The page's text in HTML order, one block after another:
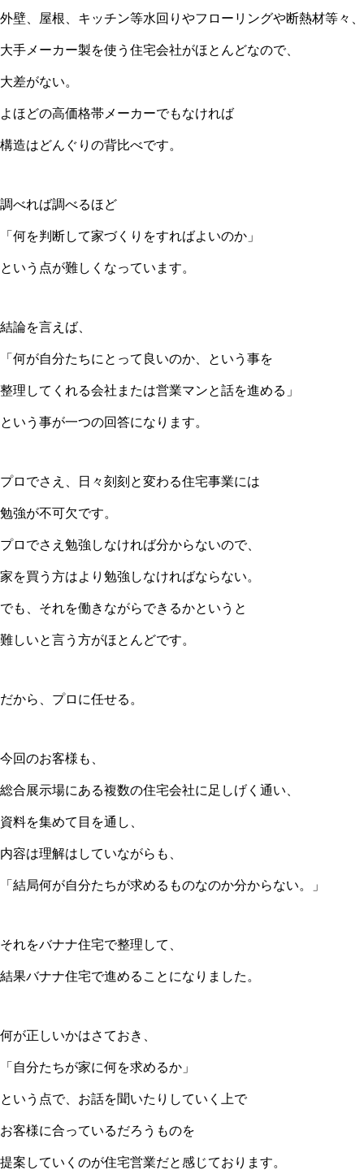
外壁、屋根、キッチン等水回りやフローリングや断熱材等々、
大手メーカー製を使う住宅会社がほとんどなので、
大差がない。
よほどの高価格帯メーカーでもなければ
構造はどんぐりの背比べです。
調べれば調べるほど
「何を判断して家づくりをすればよいのか」
という点が難しくなっています。
結論を言えば、
「何が自分たちにとって良いのか、という事を
整理してくれる会社または営業マンと話を進める」
という事が一つの回答になります。
プロでさえ、日々刻刻と変わる住宅事業には
勉強が不可欠です。
プロでさえ勉強しなければ分からないので、
家を買う方はより勉強しなければならない。
でも、それを働きながらできるかというと
難しいと言う方がほとんどです。
だから、プロに任せる。
今回のお客様も、
総合展示場にある複数の住宅会社に足しげく通い、
資料を集めて目を通し、
内容は理解はしていながらも、
「結局何が自分たちが求めるものなのか分からない。」
それをバナナ住宅で整理して、
結果バナナ住宅で進めることになりました。
何が正しいかはさておき、
「自分たちが家に何を求めるか」
という点で、お話を聞いたりしていく上で
お客様に合っているだろうものを
提案していくのが住宅営業だと感じております。